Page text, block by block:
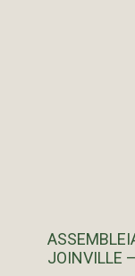
JOINVILLE